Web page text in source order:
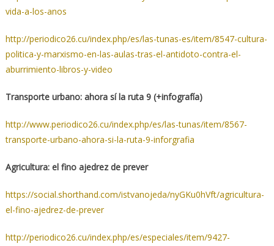
vida-a-los-anos
http://periodico26.cu/index.php/es/las-tunas-es/item/8547-cultura-
politica-y-marxismo-en-las-aulas-tras-el-antidoto-contra-el-
aburrimiento-libros-y-video
Transporte urbano: ahora sí la ruta 9 (+infografía)
http://www.periodico26.cu/index.php/es/las-tunas/item/8567-
transporte-urbano-ahora-si-la-ruta-9-inforgrafia
Agricultura: el fino ajedrez de prever
https://social.shorthand.com/istvanojeda/nyGKu0hVft/agricultura-
el-fino-ajedrez-de-prever
http://periodico26.cu/index.php/es/especiales/item/9427-